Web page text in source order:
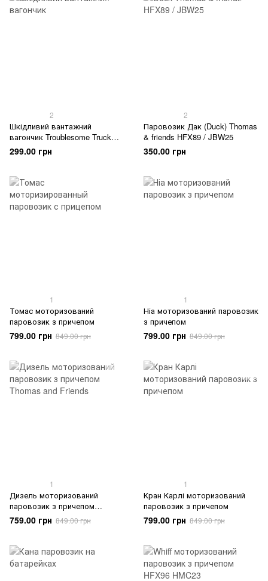
2
Шкідливий вантажний
вагончик Troublesome Truck
HFX89-HMC41
299.00 грн
2
Паровозик Дак (Duck) Thomas
& friends HFX89 / JBW25
350.00 грн
1
Томас моторизований
паровозик з причепом
799.00 грн 849.00 грн
1
Ніа моторизований паровозик
з причепом
799.00 грн 849.00 грн
1
Дизель моторизований
паровозик з причепом
Thomas and Friends
759.00 грн 849.00 грн
1
Кран Карлі моторизований
паровозик з причепом
799.00 грн 849.00 грн